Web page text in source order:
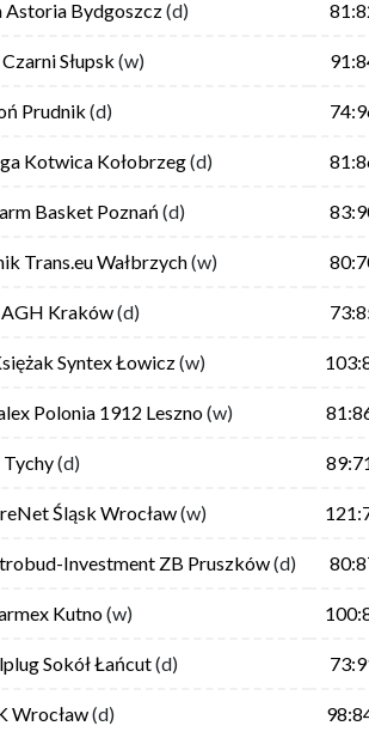
Astoria Bydgoszcz(d)
Słupsk (w)
Prudnik (d)
Kotwica Kołobrzeg(d)
Basket Poznań (d)
Trans.eu Wałbrzych(w)
AGH Kraków(d)
Syntex Łowicz(w)
Polonia 1912 Leszno(w)
Tychy(d)
Śląsk Wrocław(w)
Investment ZB Pruszków(d)
Kutno(w)
Sokół Łańcut(d)
Wrocław(d)
Astoria Bydgoszcz(d)
Słupsk (w)
Prudnik (d)
Kotwica Kołobrzeg(d)
Basket Poznań (d)
Trans.eu Wałbrzych(w)
AGH Kraków(d)
Syntex Łowicz(w)
Polonia 1912 Leszno(w)
Tychy(d)
Śląsk Wrocław(w)
Investment ZB Pruszków(d)
Kutno(w)
Sokół Łańcut(d)
Wrocław(d)